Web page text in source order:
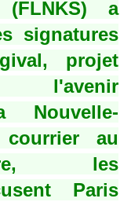
a
signatures
projet
l'avenir
Nouvelle-
au
les
Paris